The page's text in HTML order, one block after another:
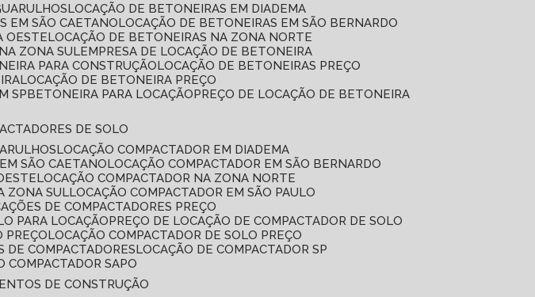
LOCAÇÃO DE BETONEIRAS EM DIADEMA
EM SÃO CAETANO LOCAÇÃO DE BETONEIRAS EM SÃO BERNARDO
OESTE LOCAÇÃO DE BETONEIRAS NA ZONA NORTE
ZONA SUL
EMPRESA DE LOCAÇÃO DE BETONEIRA
PARA CONSTRUÇÃO LOCAÇÃO DE BETONEIRAS PREÇO
LOCAÇÃO DE BETONEIRA PREÇO
SP BETONEIRA PARA LOCAÇÃO
PREÇO DE LOCAÇÃO DE BETONEIRA
DE SOLO
LOCAÇÃO COMPACTADOR EM DIADEMA
SÃO CAETANO LOCAÇÃO COMPACTADOR EM SÃO BERNARDO
LOCAÇÃO COMPACTADOR NA ZONA NORTE
ZONA SUL LOCAÇÃO COMPACTADOR EM SÃO PAULO
DE COMPACTADORES PREÇO
PARA LOCAÇÃO
PREÇO DE LOCAÇÃO DE COMPACTADOR DE SOLO
PREÇO LOCAÇÃO COMPACTADOR DE SOLO PREÇO
DE COMPACTADORES LOCAÇÃO DE COMPACTADOR SP
COMPACTADOR SAPO
DE CONSTRUÇÃO